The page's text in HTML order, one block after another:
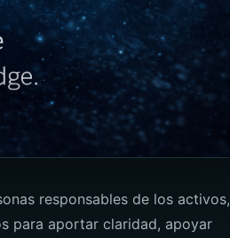
responsables de los activos,
para aportar claridad, apoyar